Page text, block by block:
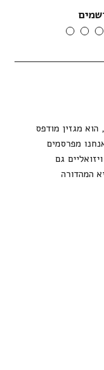
מגזין מודפס
מפרסמים
גם
המהדורה